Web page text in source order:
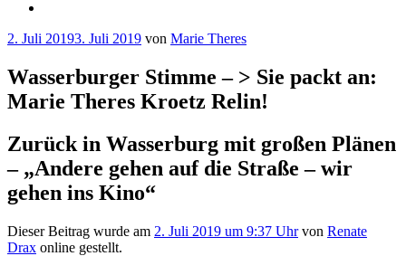
2. Juli 20193. Juli 2019 von Marie Theres
Wasserburger Stimme – > Sie packt an:
Marie Theres Kroetz Relin!
Zurück in Wasserburg mit großen Plänen
– „Andere gehen auf die Straße – wir
gehen ins Kino“
Dieser Beitrag wurde am 2. Juli 2019 um 9:37 Uhrvon Renate
Drax online gestellt.